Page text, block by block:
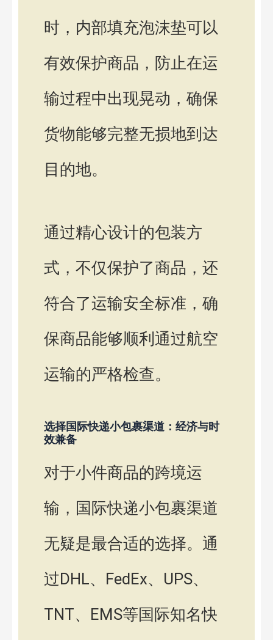
时，内部填充泡沫垫可以
有效保护商品，防止在运
输过程中出现晃动，确保
货物能够完整无损地到达
目的地。
通过精心设计的包装方
式，不仅保护了商品，还
符合了运输安全标准，确
保商品能够顺利通过航空
运输的严格检查。
选择国际快递小包裹渠道：经济与时
效兼备
对于小件商品的跨境运
输，国际快递小包裹渠道
无疑是最合适的选择。通
过DHL、FedEx、UPS、
TNT、EMS等国际知名快